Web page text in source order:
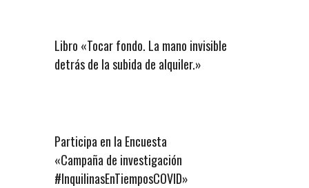
Libro «Tocar fondo. La mano invisible
detrás de la subida de alquiler.»
Participa en la Encuesta
«Campaña de investigación
#InquilinasEnTiemposCOVID»